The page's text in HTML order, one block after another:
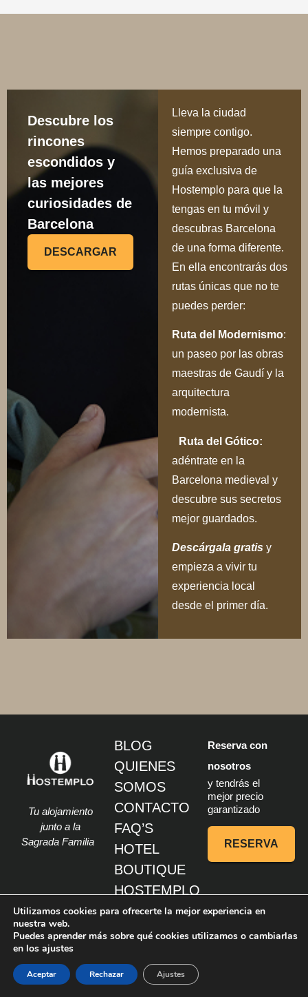
Descubre los
rincones
escondidos y
las mejores
curiosidades de
Barcelona
DESCARGAR
Lleva la ciudad
siempre contigo.
Hemos preparado una
guía exclusiva de
Hostemplo para que la
tengas en tu móvil y
descubras Barcelona
de una forma diferente.
En ella encontrarás dos
rutas únicas que no te
puedes perder:
Ruta del Modernismo:
un paseo por las obras
maestras de Gaudí y la
arquitectura
modernista.
Ruta del Gótico:
adéntrate en la
Barcelona medieval y
descubre sus secretos
mejor guardados.
Descárgala gratis y
empieza a vivir tu
experiencia local
desde el primer día.
Tu alojamiento
junto a la
Sagrada Familia
BLOG
QUIENES
SOMOS
CONTACTO
FAQ’S
HOTEL
BOUTIQUE
HOSTEMPLO
APART-
SUITES
HOSTEMPLO
Reserva con
nosotros
y tendrás el
mejor precio
garantizado
RESERVA
Utilizamos cookies para ofrecerte la mejor experiencia en
nuestra web.
Puedes aprender más sobre qué cookies utilizamos o cambiarlas
en los ajustes
Aceptar Rechazar Ajustes
1